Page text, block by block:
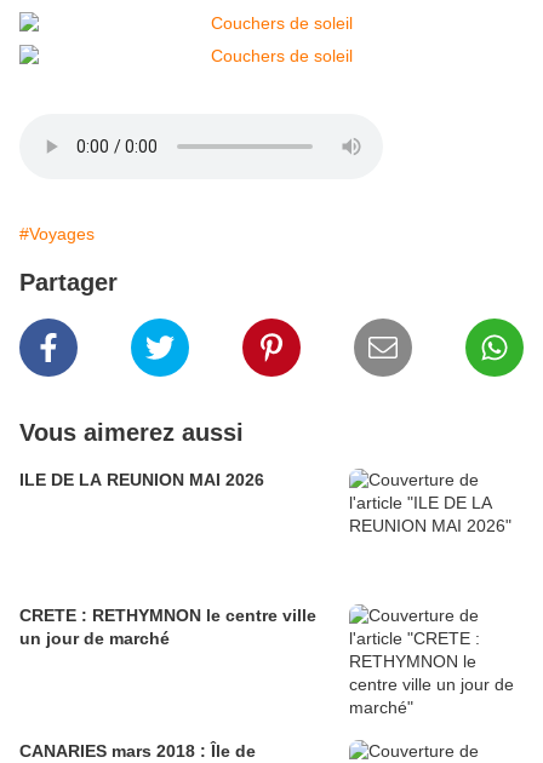
#Voyages
Partager
Vous aimerez aussi
ILE DE LA REUNION MAI 2026
CRETE : RETHYMNON le centre ville
un jour de marché
CANARIES mars 2018 : Île de